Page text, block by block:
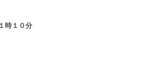
時１０分